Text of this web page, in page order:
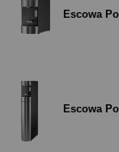
Escowa
Escowa